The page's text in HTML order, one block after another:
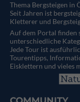
Thema Bergsteigen in
Seit Jahren ist
Kletterer und
Auf dem Portal finden
unterschiedliche
Jede Tour ist
Tourentipps,
Eisklettern und vieles